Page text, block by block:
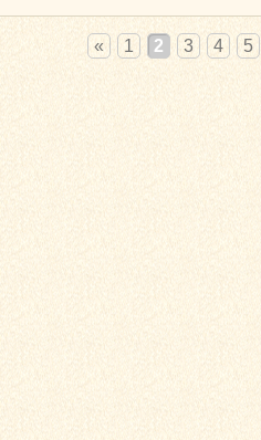
« 1 2 3 4 5